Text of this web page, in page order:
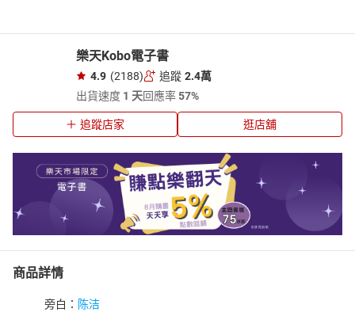
樂天Kobo電子書
4.9 (2188) 追蹤 2.4萬
出貨速度 1 天回應率57%
追蹤店家 逛店舖
商品詳情
旁白： 陈洁